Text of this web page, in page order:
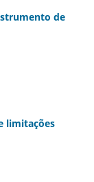
de
limitações